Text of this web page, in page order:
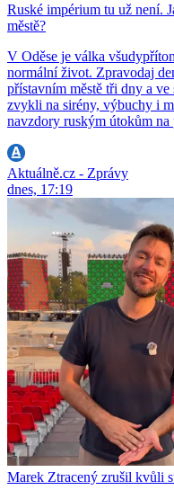
Ruské impérium tu už není.
městě?
V Oděse je válka
normální život. Zpravodaj
přístavním městě tři dny a
zvykli na sirény, výbuchy i
navzdory ruským útokům
Aktuálně.cz - Zprávy
dnes, 17:19
Marek Ztracený zrušil kvůli